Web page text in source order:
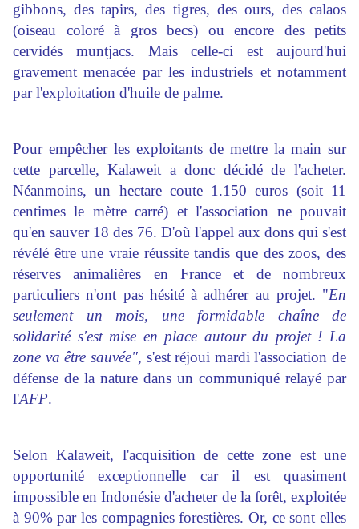
gibbons, des tapirs, des tigres, des ours, des calaos
(oiseau coloré à gros becs) ou encore des petits
cervidés muntjacs. Mais celle-ci est aujourd'hui
gravement menacée par les industriels et notamment
par l'exploitation d'huile de palme.
Pour empêcher les exploitants de mettre la main sur
cette parcelle, Kalaweit a donc décidé de l'acheter.
Néanmoins, un hectare coute 1.150 euros (soit 11
centimes le mètre carré) et l'association ne pouvait
qu'en sauver 18 des 76. D'où l'appel aux dons qui s'est
révélé être une vraie réussite tandis que des zoos, des
réserves animalières en France et de nombreux
particuliers n'ont pas hésité à adhérer au projet. "En
seulement un mois, une formidable chaîne de
solidarité s'est mise en place autour du projet ! La
zone va être sauvée", s'est réjoui mardi l'association de
défense de la nature dans un communiqué relayé par
l'AFP.
Selon Kalaweit, l'acquisition de cette zone est une
opportunité exceptionnelle car il est quasiment
impossible en Indonésie d'acheter de la forêt, exploitée
à 90% par les compagnies forestières. Or, ce sont elles